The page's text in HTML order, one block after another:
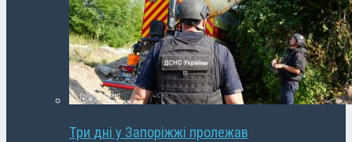
Три дні у Запоріжжі пролежав